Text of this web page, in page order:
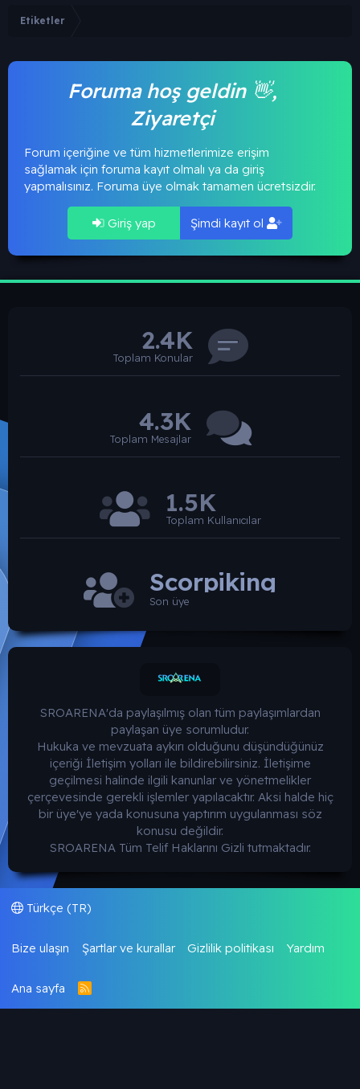
Etiketler
Foruma hoş geldin 👋,
Ziyaretçi
Forum içeriğine ve tüm hizmetlerimize erişim
sağlamak için foruma kayıt olmalı ya da giriş
yapmalısınız. Foruma üye olmak tamamen ücretsizdir.
Giriş yap Şimdi kayıt ol
2.4K
Toplam Konular
4.3K
Toplam Mesajlar
1.5K
Toplam Kullanıcılar
Scorpiking
Son üye
SROARENA'da paylaşılmış olan tüm paylaşımlardan
paylaşan üye sorumludur.
Hukuka ve mevzuata aykırı olduğunu düşündüğünüz
içeriği İletişim yolları ile bildirebilirsiniz. İletişime
geçilmesi halinde ilgili kanunlar ve yönetmelikler
çerçevesinde gerekli işlemler yapılacaktır. Aksi halde hiç
bir üye'ye yada konusuna yaptırım uygulanması söz
konusu değildir.
SROARENA Tüm Telif Haklarını Gizli tutmaktadır.
Türkçe (TR)
Bize ulaşın Şartlar ve kurallar Gizlilik politikası Yardım
Ana sayfa
R